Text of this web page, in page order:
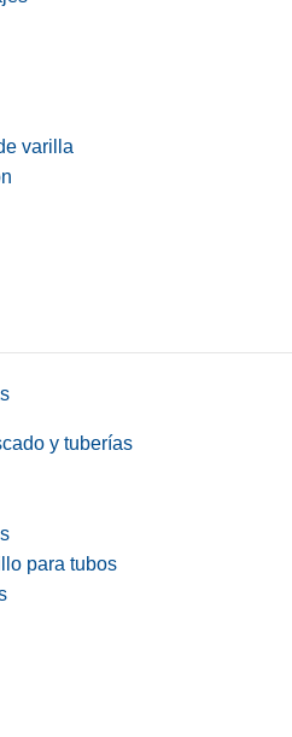
varilla
y tuberías
para tubos